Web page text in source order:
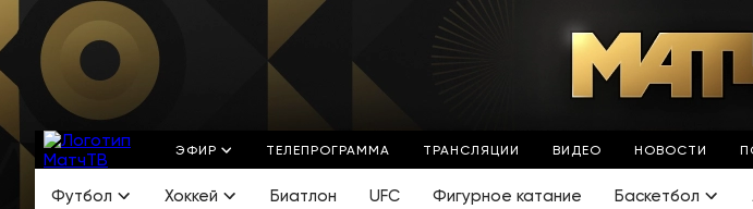
ЭФИР ТЕЛЕПРОГРАММА ТРАНСЛЯЦИИ ВИДЕО НОВОСТИ
Футбол Хоккей Биатлон UFC Фигурное катание Баскетбол